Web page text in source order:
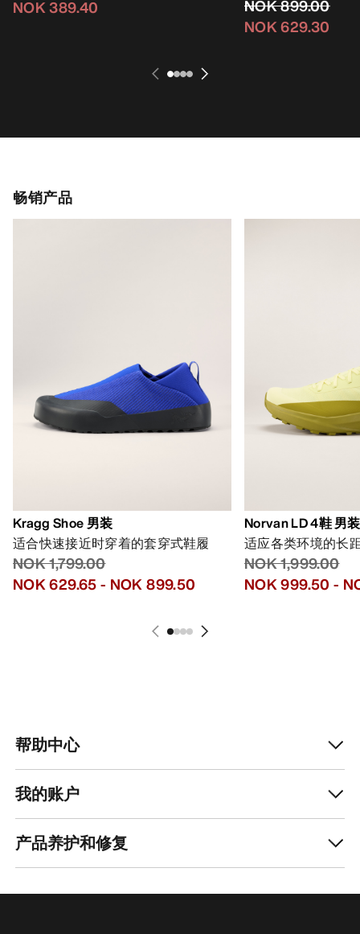
NOK 389.40
NOK 899.00
NOK 629.30
畅销产品
Kragg Shoe 男装
适合快速接近时穿着的套穿式鞋履
NOK 1,799.00
NOK 629.65- NOK 899.50
Norvan LD 4鞋 男装
适应各类环境的长
NOK 1,999.00
NOK 999.50 -
帮助中心
我的账户
产品养护和修复